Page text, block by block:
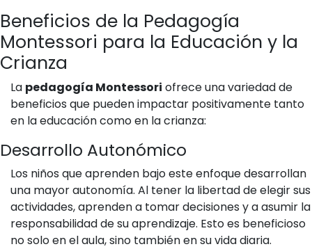
Beneficios de la Pedagogía
Montessori para la Educación y la
Crianza
La pedagogía Montessori ofrece una variedad de
beneficios que pueden impactar positivamente tanto
en la educación como en la crianza:
Desarrollo Autonómico
Los niños que aprenden bajo este enfoque desarrollan
una mayor autonomía. Al tener la libertad de elegir sus
actividades, aprenden a tomar decisiones y a asumir la
responsabilidad de su aprendizaje. Esto es beneficioso
no solo en el aula, sino también en su vida diaria.